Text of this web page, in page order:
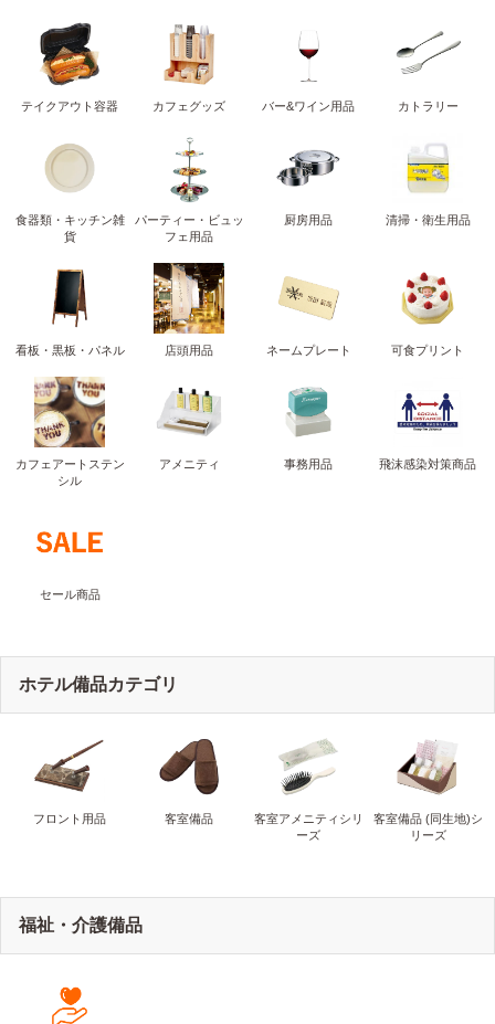
テイクアウト容器 カフェグッズ バー&ワイン用品 カトラリー
食器類・キッチン雑
貨
パーティー・ビュッ
フェ用品
厨房用品 清掃・衛生用品
看板・黒板・パネル 店頭用品 ネームプレート 可食プリント
カフェアートステン
シル
アメニティ 事務用品 飛沫感染対策商品
セール商品
ホテル備品カテゴリ
フロント用品 客室備品
客室アメニティシリ
ーズ
客室備品 (同生地)シ
リーズ
福祉・介護備品